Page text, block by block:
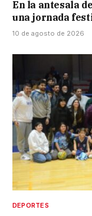
En la antesala
una jornada
10 de agosto de 2026
DEPORTES